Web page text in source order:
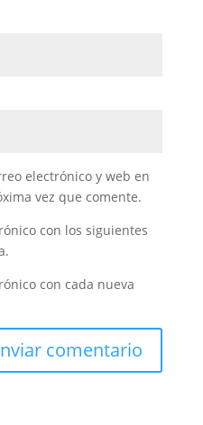
electrónico y web en
vez que comente.
con los siguientes
con cada nueva